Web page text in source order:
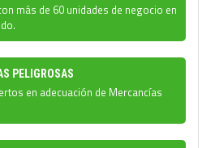
más de 60 unidades de negocio en
PELIGROSAS
en adecuación de Mercancías